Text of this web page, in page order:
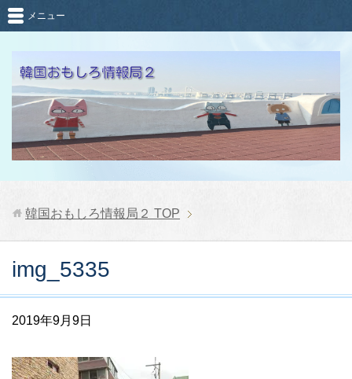
メニュー
韓国おもしろ情報局２ TOP
img_5335
2019年9月9日